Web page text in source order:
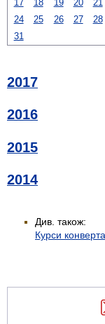
17 18 19 20 21
24
25 26 27 28
31
2017
2016
2015
2014
Див. також:
Курси